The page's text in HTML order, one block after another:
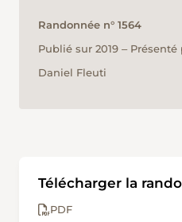
Randonnée n° 1564
Publié sur 2019 ‒ Présenté
Daniel Fleuti
Télécharger la
PDF